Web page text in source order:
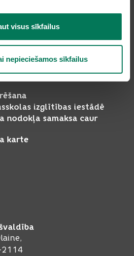
visus sīkfailus
nepieciešamos sīkfailus
uz avīzi
izglītības iestādē
nodokļa samaksa caur
karte
2114